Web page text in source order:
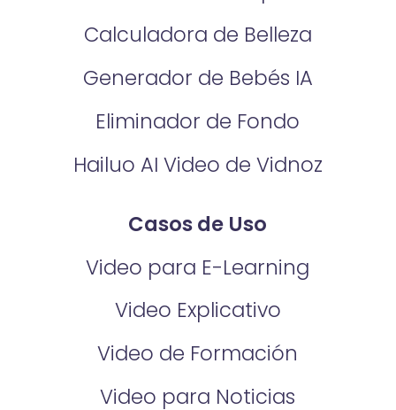
Calculadora de Belleza
Generador de Bebés IA
Eliminador de Fondo
Hailuo AI Video de Vidnoz
Casos de Uso
Video para E-Learning
Video Explicativo
Video de Formación
Video para Noticias